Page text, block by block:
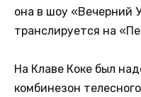
она в шоу «Вечерний
транслируется на
На Клаве Коке был
комбинезон